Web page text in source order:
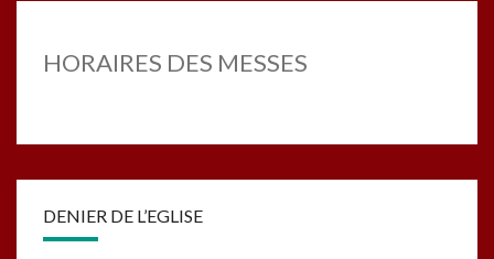
HORAIRES DES MESSES
DENIER DE L’EGLISE